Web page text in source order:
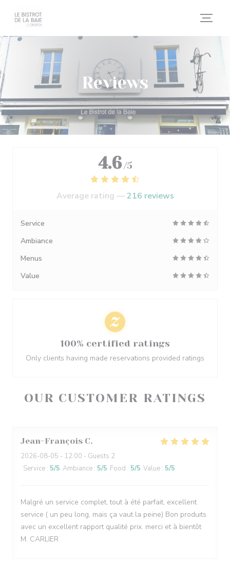
Reviews
OUR CUSTOMER RATINGS
Jean-François C
2026-08-05 - 12:00 - Guests 2
Service : 5/5 Ambiance : 5/5 Food : 5/5 Value : 5/5
Malgré un service complet, tout à été parfait, excellent
service ( un peu long, mais ça vaut la peine) Bon produits
avec un excellent rapport qualité prix. merci et à bientôt
M. CARLIER
4.6 /5
Average rating —216 reviews
Service
Ambiance
Menus
Value
100% certified ratings
Only clients having made reservations provided ratings